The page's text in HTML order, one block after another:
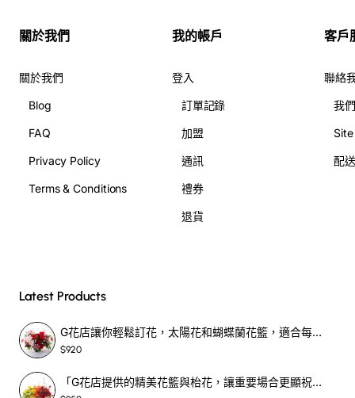
關於我們
關於我們
Blog
FAQ
Privacy Policy
Terms & Conditions
我的帳戶
登入
訂單記錄
加盟
通訊
禮券
退貨
客戶
聯絡
我
配
Latest Products
G花店讓你輕鬆訂花，太陽花和蝴蝶蘭花籃，適合每個重要時刻！-SF390
$920
「G花店提供的精美花籃與枱花，讓重要場合更顯祝賀與喜悅，適合各種用場！」-SF398